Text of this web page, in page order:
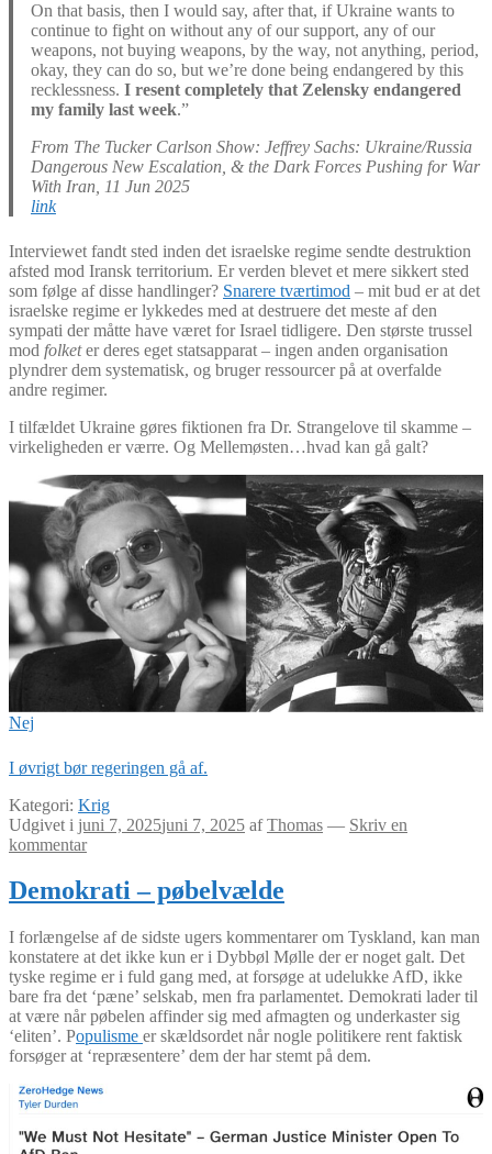
On that basis, then I would say, after that, if Ukraine wants to
continue to fight on without any of our support, any of our
weapons, not buying weapons, by the way, not anything, period,
okay, they can do so, but we’re done being endangered by this
recklessness. I resent completely that Zelensky endangered
my family last week.”
From The Tucker Carlson Show: Jeffrey Sachs: Ukraine/Russia
Dangerous New Escalation, & the Dark Forces Pushing for War
With Iran, 11 Jun 2025
link
Interviewet fandt sted inden det israelske regime sendte destruktion
afsted mod Iransk territorium. Er verden blevet et mere sikkert sted
som følge af disse handlinger? Snarere tværtimod – mit bud er at det
israelske regime er lykkedes med at destruere det meste af den
sympati der måtte have været for Israel tidligere. Den største trussel
mod folketer deres eget statsapparat – ingen anden organisation
plyndrer dem systematisk, og bruger ressourcer på at overfalde
andre regimer.
I tilfældet Ukraine gøres fiktionen fra Dr. Strangelove til skamme –
virkeligheden er værre. Og Mellemøsten…hvad kan gå galt?
Nej
I øvrigt bør regeringen gå af.
Kategori: Krig
Udgivet i juni 7, 2025juni 7, 2025 afThomas — Skriv en
kommentar
Demokrati – pøbelvælde
I forlængelse af de sidste ugers kommentarer om Tyskland, kan man
konstatere at det ikke kun er i Dybbøl Mølle der er noget galt. Det
tyske regime er i fuld gang med, at forsøge at udelukke AfD, ikke
bare fra det ‘pæne’ selskab, men fra parlamentet. Demokrati lader til
at være når pøbelen affinder sig med afmagten og underkaster sig
‘eliten’. Populisme er skældsordet når nogle politikere rent faktisk
forsøger at ‘repræsentere’ dem der har stemt på dem.